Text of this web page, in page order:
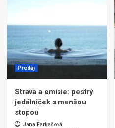
Predaj
Strava a emisie: pestrý
jedálniček s menšou
stopou
Jana Farkašová